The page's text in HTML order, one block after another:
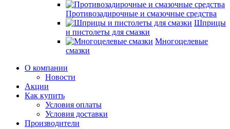
Противозадирочные и смазочные средства
Шприцы
и пистолеты для смазки
Многоцелевые
смазки
О компании
Новости
Акции
Как купить
Условия оплаты
Условия доставки
Производители